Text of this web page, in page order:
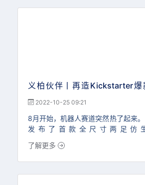
义柏伙伴丨再造Kickstarter爆
技」新品Loona有望夺消费机器
2022-10-25 09:21
8月开始，机器人赛道突然热了起来
发布了首款全尺寸两足仿
iRobot 之后不久，终于推出了一款可
两轮机器人 Astro，售价高达1450
了解更多